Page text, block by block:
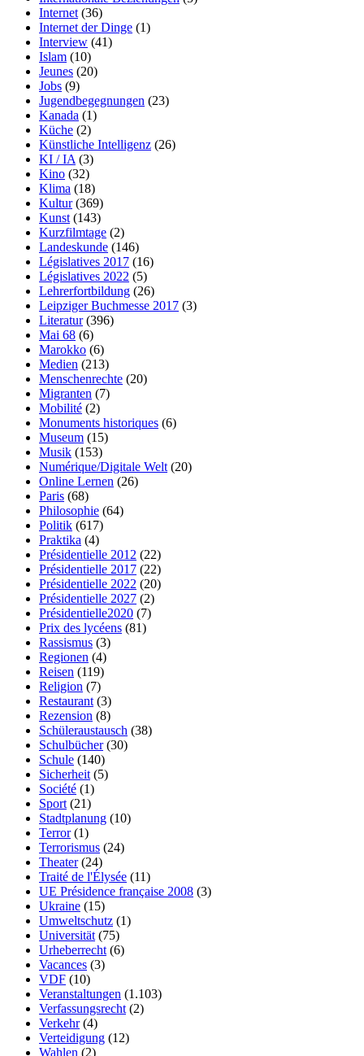
Internet (36)
Internet der Dinge (1)
Interview (41)
Islam (10)
Jeunes (20)
Jobs (9)
Jugendbegegnungen (23)
Kanada (1)
Küche (2)
Künstliche Intelligenz (26)
KI / IA (3)
Kino (32)
Klima (18)
Kultur(369)
Kunst (143)
Kurzfilmtage (2)
Landeskunde (146)
Législatives 2017 (16)
Législatives 2022 (5)
Lehrerfortbildung (26)
Leipziger Buchmesse 2017 (3)
Literatur(396)
Mai 68 (6)
Marokko (6)
Medien (213)
Menschenrechte (20)
Migranten (7)
Mobilité (2)
Monuments historiques (6)
Museum (15)
Musik (153)
Numérique/Digitale Welt (20)
Online Lernen (26)
Paris (68)
Philosophie (64)
Politik (617)
Praktika (4)
Présidentielle 2012 (22)
Présidentielle 2017 (22)
Présidentielle 2022 (20)
Présidentielle 2027 (2)
Présidentielle2020 (7)
Prix des lycéens (81)
Rassismus (3)
Regionen (4)
Reisen (119)
Religion (7)
Restaurant (3)
Rezension (8)
Schüleraustausch (38)
Schulbücher(30)
Schule (140)
Sicherheit (5)
Société (1)
Sport (21)
Stadtplanung (10)
Terror(1)
Terrorismus (24)
Theater(24)
Traité de l'Élysée (11)
UE Présidence française 2008 (3)
Ukraine (15)
Umweltschutz (1)
Universität (75)
Urheberrecht (6)
Vacances (3)
VDF (10)
Veranstaltungen (1.103)
Verfassungsrecht (2)
Verkehr(4)
Verteidigung (12)
Wahlen (2)